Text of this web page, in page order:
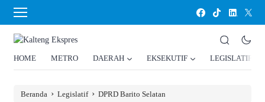
HOME METRO DAERAH EKSEKUTIF LEGISLATIF
Beranda › Legislatif › DPRD Barito Selatan